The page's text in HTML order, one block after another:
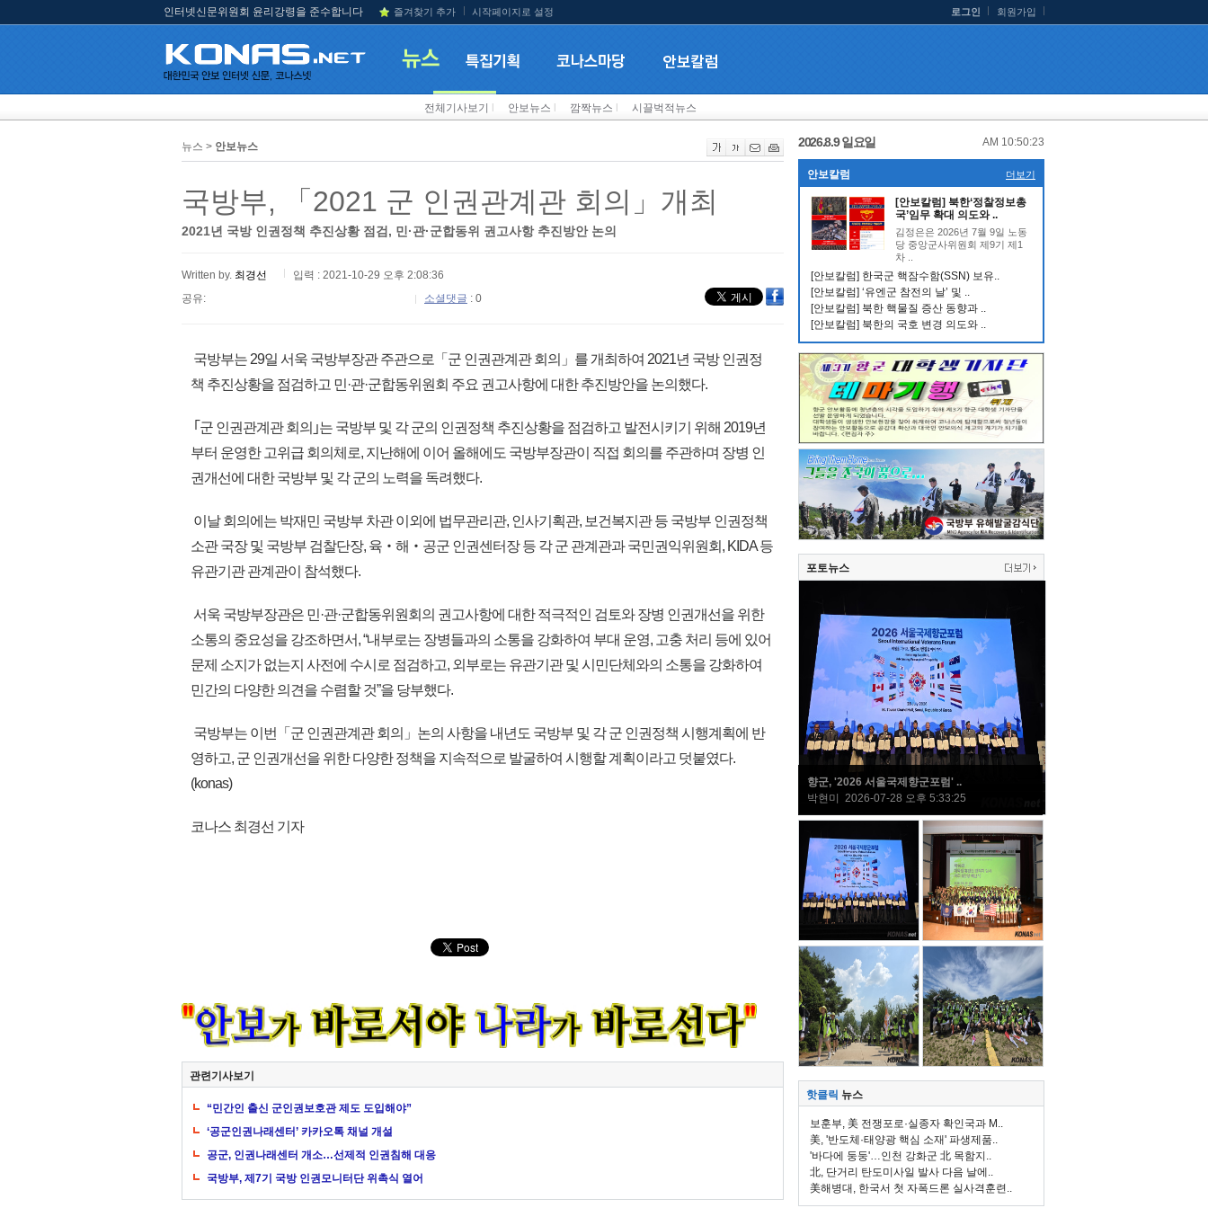
인터넷신문위원회 윤리강령을 준수합니다 즐겨찾기 추가 시작페이지로 설정 로그인 회원가입
전체기사보기 안보뉴스 깜짝뉴스 시끌벅적뉴스
뉴스 > 안보뉴스
국방부, 「2021 군 인권관계관 회의」개최
2021년 국방 인권정책 추진상황 점검, 민·관·군합동위 권고사항 추진방안 논의
Written by. 최경선
입력 : 2021-10-29 오후 2:08:36
공유:
소셜댓글 : 0
국방부는 29일 서욱 국방부장관 주관으로「군 인권관계관 회의」를 개최하여 2021년 국방 인권정
책 추진상황을 점검하고 민·관·군합동위원회 주요 권고사항에 대한 추진방안을 논의했다.
｢군 인권관계관 회의｣는 국방부 및 각 군의 인권정책 추진상황을 점검하고 발전시키기 위해 2019년
부터 운영한 고위급 회의체로, 지난해에 이어 올해에도 국방부장관이 직접 회의를 주관하며 장병 인
권개선에 대한 국방부 및 각 군의 노력을 독려했다.
이날 회의에는 박재민 국방부 차관 이외에 법무관리관, 인사기획관, 보건복지관 등 국방부 인권정책
소관 국장 및 국방부 검찰단장, 육‧해‧공군 인권센터장 등 각 군 관계관과 국민권익위원회, KIDA 등
유관기관 관계관이 참석했다.
서욱 국방부장관은 민·관·군합동위원회의 권고사항에 대한 적극적인 검토와 장병 인권개선을 위한
소통의 중요성을 강조하면서, “내부로는 장병들과의 소통을 강화하여 부대 운영, 고충 처리 등에 있어
문제 소지가 없는지 사전에 수시로 점검하고, 외부로는 유관기관 및 시민단체와의 소통을 강화하여
민간의 다양한 의견을 수렴할 것”을 당부했다.
국방부는 이번「군 인권관계관 회의」논의 사항을 내년도 국방부 및 각 군 인권정책 시행계획에 반
영하고, 군 인권개선을 위한 다양한 정책을 지속적으로 발굴하여 시행할 계획이라고 덧붙였다.
(konas)
코나스 최경선 기자
관련기사보기
“민간인 출신 군인권보호관 제도 도입해야”
‘공군인권나래센터’ 카카오톡 채널 개설
공군, 인권나래센터 개소…선제적 인권침해 대응
국방부, 제7기 국방 인권모니터단 위촉식 열어
2026.8.9 일요일 AM 10:50:24
안보칼럼 더보기
[안보칼럼] 북한‘정찰정보총
국’임무 확대 의도와 ..
김정은은 2026년 7월 9일 노동
당 중앙군사위원회 제9기 제1
차 ..
[안보칼럼] 한국군 핵잠수함(SSN) 보유..
[안보칼럼] ‘유엔군 참전의 날’ 및 ..
[안보칼럼] 북한 핵물질 증산 동향과 ..
[안보칼럼] 북한의 국호 변경 의도와 ..
포토뉴스
향군, '2026 서울국제향군포럼' ..
박현미 2026-07-28 오후 5:33:25
핫클릭 뉴스
보훈부, 美 전쟁포로·실종자 확인국과 M..
美, '반도체·태양광 핵심 소재' 파생제품..
'바다에 둥둥'…인천 강화군 北 목함지..
北, 단거리 탄도미사일 발사 다음 날에..
美해병대, 한국서 첫 자폭드론 실사격훈련..